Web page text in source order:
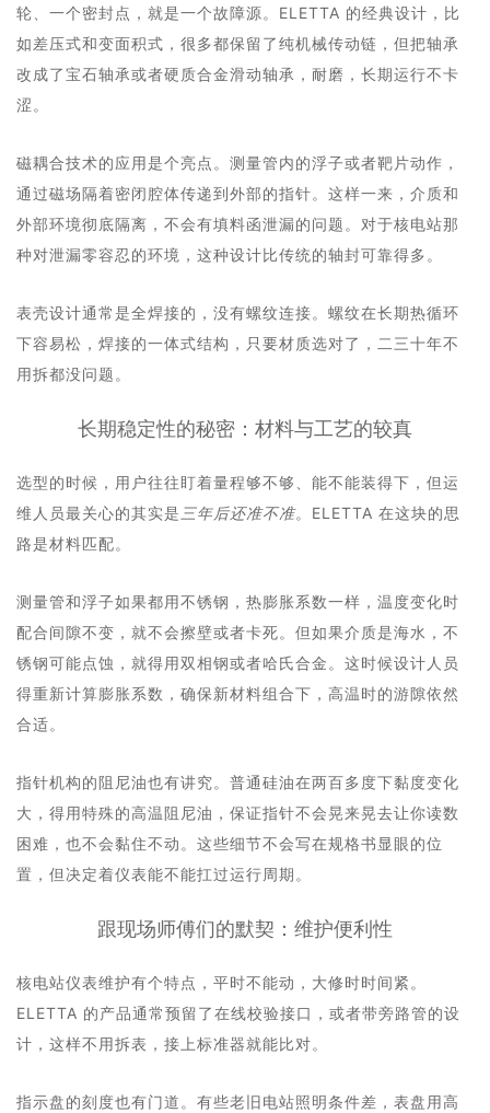
轮、一个密封点，就是一个故障源。ELETTA 的经典设计，比
如差压式和变面积式，很多都保留了纯机械传动链，但把轴承
改成了宝石轴承或者硬质合金滑动轴承，耐磨，长期运行不卡
涩。
磁耦合技术的应用是个亮点。测量管内的浮子或者靶片动作，
通过磁场隔着密闭腔体传递到外部的指针。这样一来，介质和
外部环境彻底隔离，不会有填料函泄漏的问题。对于核电站那
种对泄漏零容忍的环境，这种设计比传统的轴封可靠得多。
表壳设计通常是全焊接的，没有螺纹连接。螺纹在长期热循环
下容易松，焊接的一体式结构，只要材质选对了，二三十年不
用拆都没问题。
长期稳定性的秘密：材料与工艺的较真
选型的时候，用户往往盯着量程够不够、能不能装得下，但运
维人员最关心的其实是三年后还准不准。ELETTA 在这块的思
路是材料匹配。
测量管和浮子如果都用不锈钢，热膨胀系数一样，温度变化时
配合间隙不变，就不会擦壁或者卡死。但如果介质是海水，不
锈钢可能点蚀，就得用双相钢或者哈氏合金。这时候设计人员
得重新计算膨胀系数，确保新材料组合下，高温时的游隙依然
合适。
指针机构的阻尼油也有讲究。普通硅油在两百多度下黏度变化
大，得用特殊的高温阻尼油，保证指针不会晃来晃去让你读数
困难，也不会黏住不动。这些细节不会写在规格书显眼的位
置，但决定着仪表能不能扛过运行周期。
跟现场师傅们的默契：维护便利性
核电站仪表维护有个特点，平时不能动，大修时时间紧。
ELETTA 的产品通常预留了在线校验接口，或者带旁路管的设
计，这样不用拆表，接上标准器就能比对。
指示盘的刻度也有门道。有些老旧电站照明条件差，表盘用高